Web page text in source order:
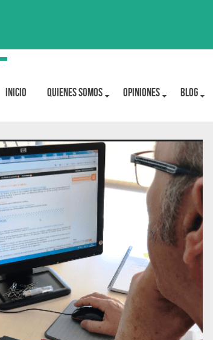
Toggle
Inicio Quienes Somos OPINIONES BLOG